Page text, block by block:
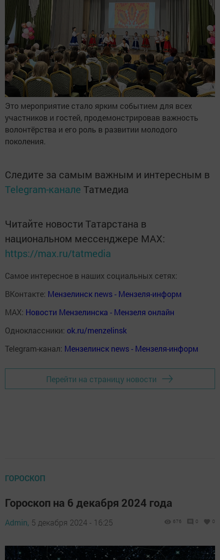
Это мероприятие стало ярким событием для всех
участников и гостей, продемонстрировав важность
волонтёрства и его роль в развитии молодого
поколения.
Следите за самым важным и интересным в
Telegram-канале Татмедиа
Читайте новости Татарстана в
национальном мессенджере MАХ:
https://max.ru/tatmedia
Самое интересное в наших социальных сетях:
ВКонтакте: Мензелинск news - Мензеля-информ
MAX: Новости Мензелинска - Мензеля онлайн
Одноклассники: ok.ru/menzelinsk
Telegram-канал: Мензелинск news - Мензеля-информ
Перейти на страницу новости
ГОРОСКОП
Гороскоп на 6 декабря 2024 года
Admin, 5 декабря 2024 - 16:25 676 0 0